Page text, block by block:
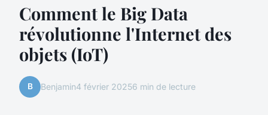
Comment le Big Data
révolutionne l'Internet des
objets (IoT)
B Benjamin4 février 20256 min de lecture